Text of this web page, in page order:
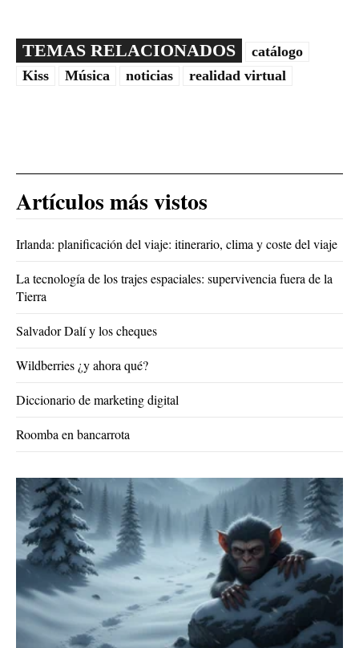
TEMAS RELACIONADOS
catálogo
Kiss
Música noticias realidad virtual
Artículos más vistos
Irlanda: planificación del viaje: itinerario, clima y coste del viaje
La tecnología de los trajes espaciales: supervivencia fuera de la
Tierra
Salvador Dalí y los cheques
Wildberries ¿y ahora qué?
Diccionario de marketing digital
Roomba en bancarrota